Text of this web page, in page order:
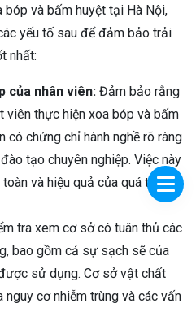
và bấm huyệt tại Hà Nội,
yếu tố sau để đảm bảo trải
nhất:
của nhân viên: Đảm bảo rằng
viên thực hiện xoa bóp và bấm
có chứng chỉ hành nghề rõ ràng
tạo chuyên nghiệp. Việc này
và hiệu quả của quá trình
tra xem cơ sở có tuân thủ các
bao gồm cả sự sạch sẽ của
sử dụng. Cơ sở vật chất
cơ nhiễm trùng và các vấn